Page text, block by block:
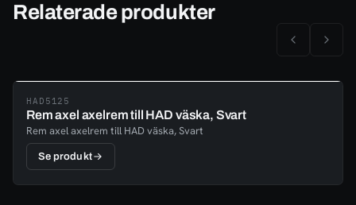
Relaterade produkter
HAD5125
Rem axel axelrem till HAD väska, Svart
Rem axel axelrem till HAD väska, Svart
Se produkt